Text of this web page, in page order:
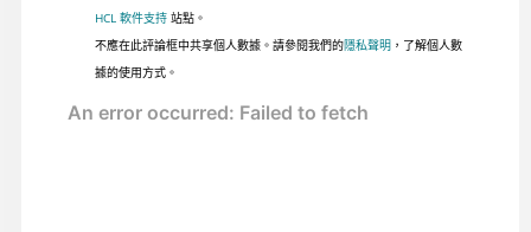
HCL 軟件支持站點。
不應在此評論框中共享個人數據。請參閱我們的隱私聲明，了解個人數
據的使用方式。